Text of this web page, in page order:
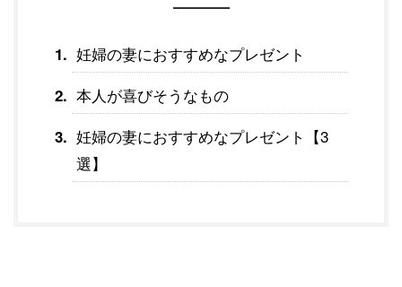
妊婦の妻におすすめなプレゼント
本人が喜びそうなもの
妊婦の妻におすすめなプレゼント【3
選】